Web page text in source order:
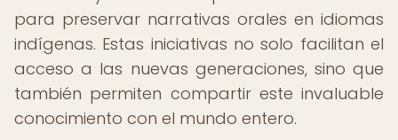
para preservar narrativas orales en idiomas
indígenas. Estas iniciativas no solo facilitan el
acceso a las nuevas generaciones, sino que
también permiten compartir este invaluable
conocimiento con el mundo entero.